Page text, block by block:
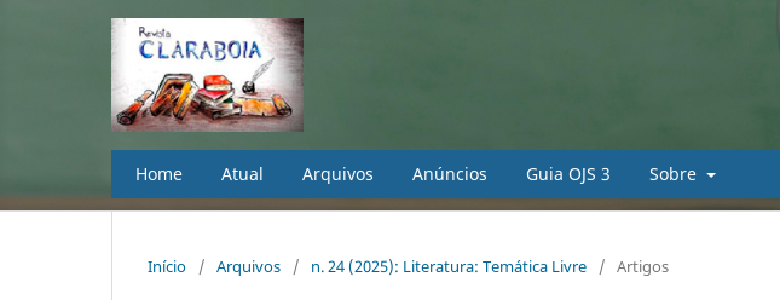
Home Atual Arquivos Anúncios Guia OJS 3 Sobre
Início / Arquivos / n. 24 (2025): Literatura: Temática Livre / Artigos